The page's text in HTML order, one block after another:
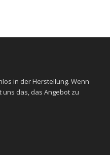
in der Herstellung. Wenn
das, das Angebot zu